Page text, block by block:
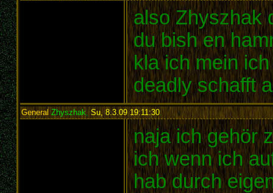
also Zhyszhak
du bish en
kla ich mein
deadly schafft
GeneralZhyszhak , Su, 8.3.09 19:11:30:
naja ich gehör
ich wenn ich
hab durch